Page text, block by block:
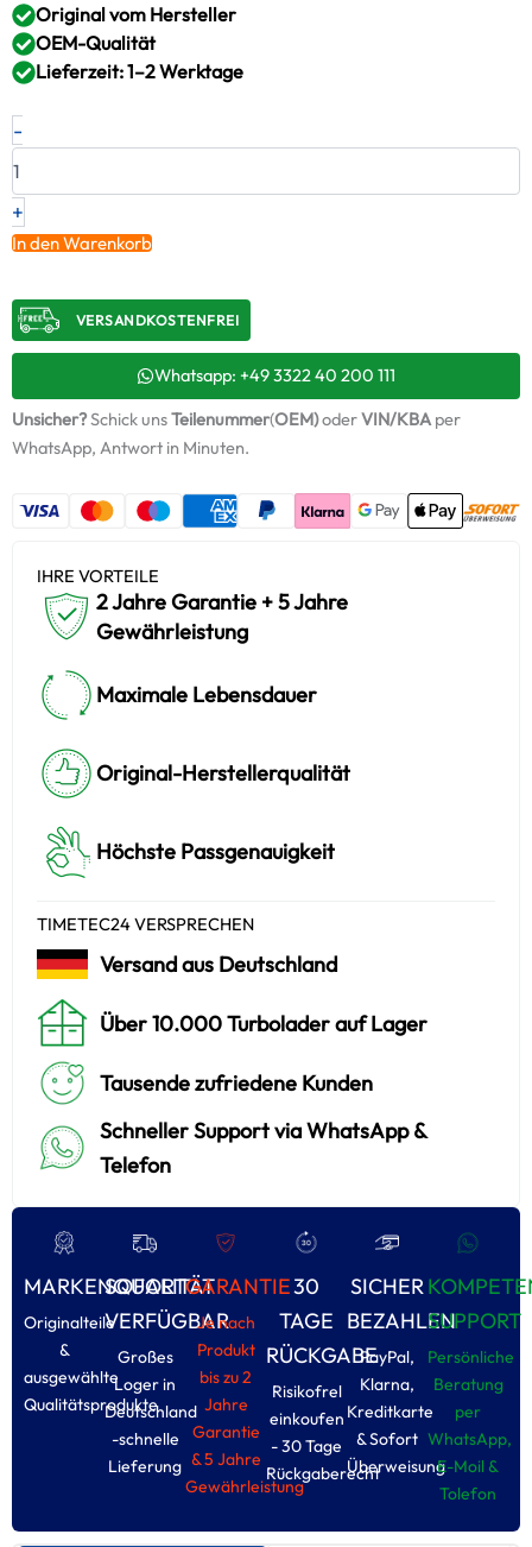
Original vom Hersteller
OEM-Qualität
Lieferzeit: 1–2 Werktage
-
Neuer
Original
–
51091007478
/
Menge
+
In den Warenkorb
VERSANDKOSTENFREI​
Whatsapp: +49 3322 40 200 111
Unsicher?Schick unsTeilenummer(OEM)oderVIN/KBAper
WhatsApp, Antwort in Minuten.
IHRE VORTEILE
2 Jahre Garantie + 5 Jahre
Gewährleistung
Maximale Lebensdauer
Original-Herstellerqualität
Höchste Passgenauigkeit
TIMETEC24 VERSPRECHEN
Versand aus Deutschland
Über 10.000 Turbolader auf Lager
Tausende zufriedene Kunden
Schneller Support via WhatsApp &
Telefon
MARKENQUALITÄT
Originalteile
&
ausgewählte
Qualitätsprodukte
SOFORT
VERFÜGBAR
Großes
Loger in
Deutschland
-schnelle
Lieferung
GARANTIE
Je nach
Produkt
bis zu 2
Jahre
Garantie
& 5 Jahre
Gewährleistung
30
TAGE
RÜCKGABE
Risikofrel
einkoufen
- 30 Tage
Rückgaberecht
SICHER
BEZAHLEN
PayPal,
Klarna,
Kreditkarte
& Sofort
Überweisung
SUPPORT
Persönliche
Beratung
per
WhatsApp,
E-Moil &
Tolefon